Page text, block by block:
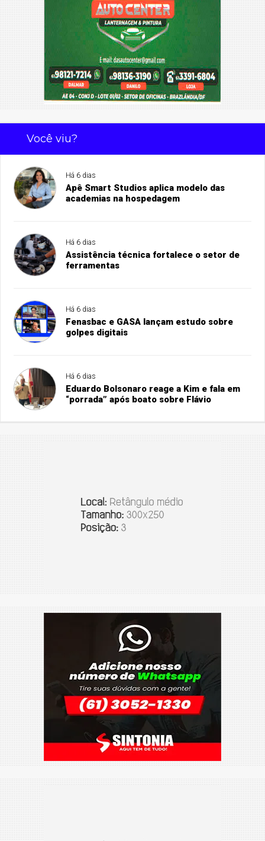
Você viu?
Há 6 dias
Apê Smart Studios aplica modelo das
academias na hospedagem
Há 6 dias
Assistência técnica fortalece o setor de
ferramentas
Há 6 dias
Fenasbac e GASA lançam estudo sobre
golpes digitais
Há 6 dias
Eduardo Bolsonaro reage a Kim e fala em
“porrada” após boato sobre Flávio